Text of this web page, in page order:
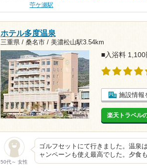
苧ケ瀬駅
ホテル多度温泉
三重県 / 桑名市 / 美濃松山駅3.54km
■入浴料 1,100
施設情報
楽天トラベル
50代～ 女性
ゴルフセットにて行きました。温泉
ャンペーンも使え最高でした。夕食